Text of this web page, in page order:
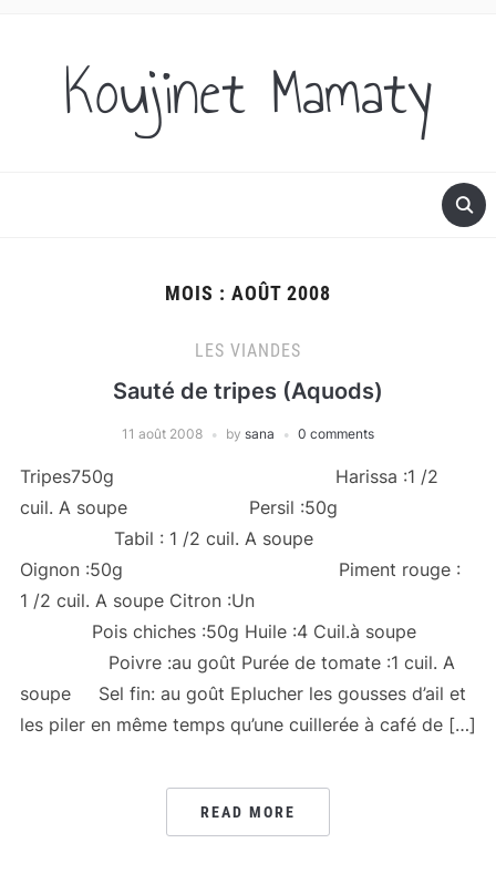
Koujinet Mamaty
MOIS : AOÛT 2008
LES VIANDES
Sauté de tripes (Aquods)
11 août 2008 by sana 0 comments
Tripes750g Harissa :1 /2
cuil. A soupe Persil :50g
Tabil : 1 /2 cuil. A soupe
Oignon :50g Piment rouge :
1 /2 cuil. A soupe Citron :Un
Pois chiches :50g Huile :4 Cuil.à soupe
Poivre :au goût Purée de tomate :1 cuil. A
soupe Sel fin: au goût Eplucher les gousses d’ail et
les piler en même temps qu’une cuillerée à café de […]
READ MORE